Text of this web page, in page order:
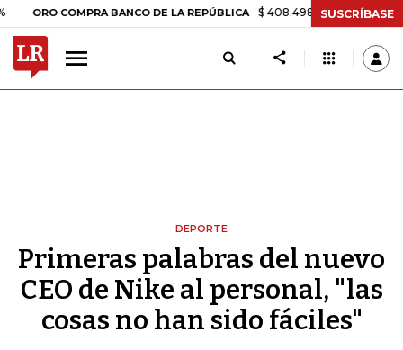
COMPRA BANCO DE LA REPÚBLICA $ 408.498,97 +$ 8.753,81 +2,19%
SUSCRÍBASE
DEPORTE
Primeras palabras del nuevo
CEO de Nike al personal, "las
cosas no han sido fáciles"